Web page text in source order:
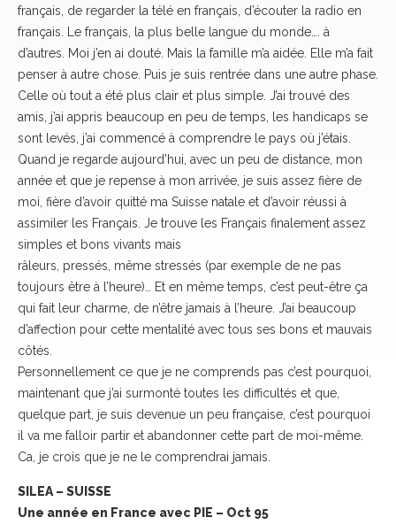
français, de regarder la télé en français, d’écouter la radio en
français. Le français, la plus belle langue du monde…. à
d’autres. Moi j’en ai douté. Mais la famille m’a aidée. Elle m’a fait
penser à autre chose. Puis je suis rentrée dans une autre phase.
Celle où tout a été plus clair et plus simple. J’ai trouvé des
amis, j’ai appris beaucoup en peu de temps, les handicaps se
sont levés, j’ai commencé à comprendre le pays où j’étais.
Quand je regarde aujourd’hui, avec un peu de distance, mon
année et que je repense à mon arrivée, je suis assez fière de
moi, fière d’avoir quitté ma Suisse natale et d’avoir réussi à
assimiler les Français. Je trouve les Français finalement assez
simples et bons vivants mais
râleurs, pressés, même stressés (par exemple de ne pas
toujours être à l’heure)… Et en même temps, c’est peut-être ça
qui fait leur charme, de n’être jamais à l’heure. J’ai beaucoup
d’affection pour cette mentalité avec tous ses bons et mauvais
côtés.
Personnellement ce que je ne comprends pas c’est pourquoi,
maintenant que j’ai surmonté toutes les difficultés et que,
quelque part, je suis devenue un peu française, c’est pourquoi
il va me falloir partir et abandonner cette part de moi-même.
Ca, je crois que je ne le comprendrai jamais.
SILEA – SUISSE
Une année en France avec PIE – Oct 95